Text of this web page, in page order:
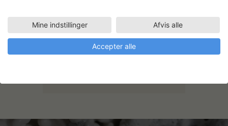
Billedkunst
Faciliteter
FOTOVÆRKSTED LILLE
18.05.2026 - 29.05.2026
Mine indstillinger Afvis alle
Accepter alle